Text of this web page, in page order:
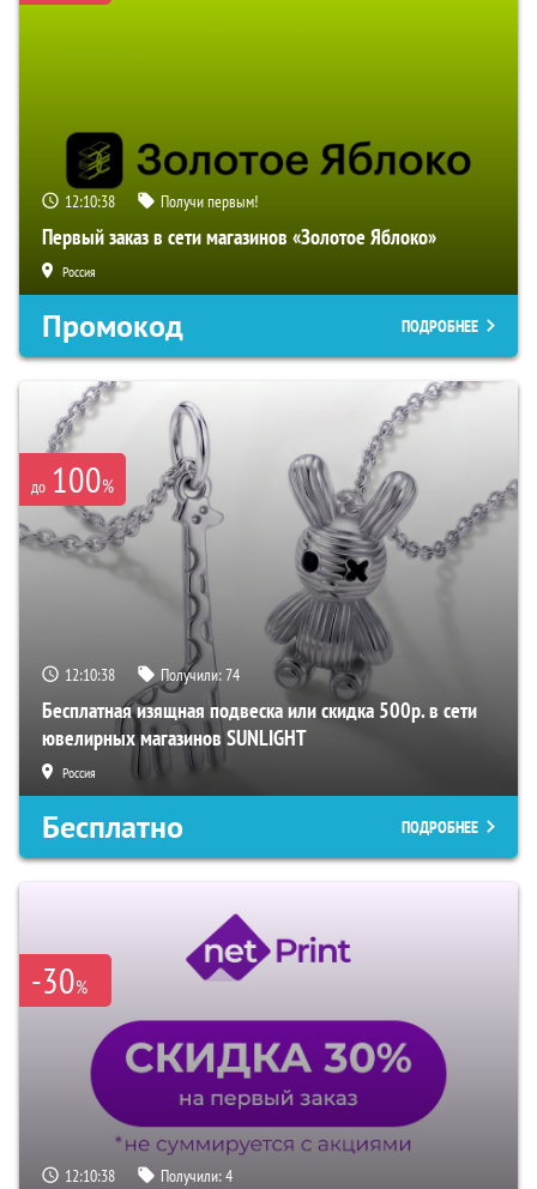
12:10:37 Получи первым!
Первый заказ в сети магазинов «Золотое Яблоко»
Россия
Промокод ПОДРОБНЕЕ
до 100%
12:10:37 Получили:74
Бесплатная изящная подвеска или скидка 500р. в сети
ювелирных магазинов SUNLIGHT
Россия
Бесплатно ПОДРОБНЕЕ
-30%
12:10:37 Получили:4